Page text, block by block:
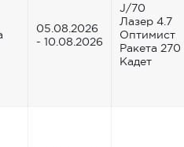
05.08.2026
- 10.08.2026
J/70
Лазер 4.7
Оптимист
Ракета 270
Кадет